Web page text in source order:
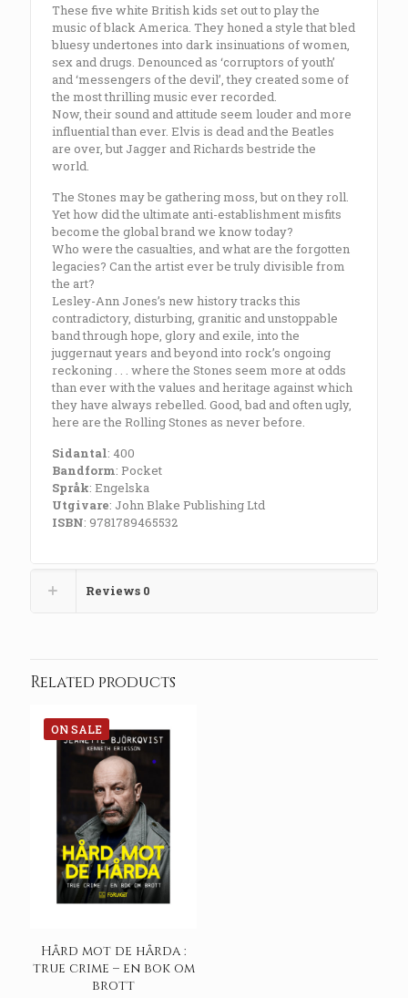
These five white British kids set out to play the
music of black America. They honed a style that bled
bluesy undertones into dark insinuations of women,
sex and drugs. Denounced as ‘corruptors of youth’
and ‘messengers of the devil’, they created some of
the most thrilling music ever recorded.
Now, their sound and attitude seem louder and more
influential than ever. Elvis is dead and the Beatles
are over, but Jagger and Richards bestride the
world.
The Stones may be gathering moss, but on they roll.
Yet how did the ultimate anti-establishment misfits
become the global brand we know today?
Who were the casualties, and what are the forgotten
legacies? Can the artist ever be truly divisible from
the art?
Lesley-Ann Jones’s new history tracks this
contradictory, disturbing, granitic and unstoppable
band through hope, glory and exile, into the
juggernaut years and beyond into rock’s ongoing
reckoning . . . where the Stones seem more at odds
than ever with the values and heritage against which
they have always rebelled. Good, bad and often ugly,
here are the Rolling Stones as never before.
Sidantal: 400
Bandform: Pocket
Språk: Engelska
Utgivare: John Blake Publishing Ltd
ISBN: 9781789465532
Reviews 0
Related products
ON SALE
Hård mot de hårda :
true crime – en bok om
brott